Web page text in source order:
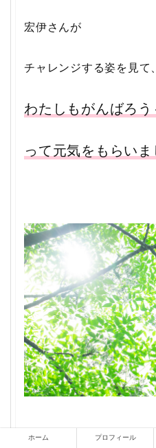
宏伊さんが
チャレンジする姿を見て、
わたしもがんばろう
って元気をもらいま
ホーム プロフィール